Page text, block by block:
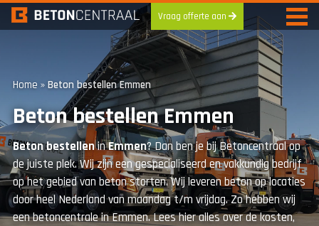
Vraag offerte aan
Home » Beton bestellen Emmen
Beton bestellen Emmen
BetonbestelleninEmmen? Dan ben je bij Betoncentraal op
de juiste plek. Wij zijn een gespecialiseerd en vakkundig bedrijf
op het gebied van beton storten. Wij leveren beton op locaties
door heel Nederland van maandag t/m vrijdag. Zo hebben wij
een betoncentrale in Emmen. Lees hier alles over de kosten,